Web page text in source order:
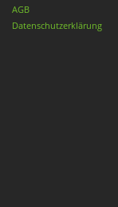
AGB
Datenschutzerklärung